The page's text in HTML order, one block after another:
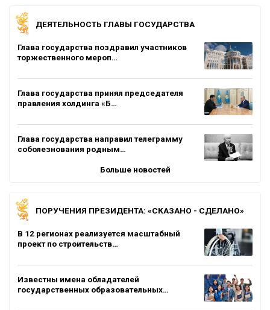
ДЕЯТЕЛЬНОСТЬ ГЛАВЫ ГОСУДАРСТВА
Глава государства поздравил участников
торжественного мероп…
Глава государства принял председателя
правления холдинга «Б…
Глава государства направил телеграмму
соболезнования родным…
Больше новостей
ПОРУЧЕНИЯ ПРЕЗИДЕНТА: «СКАЗАНО - СДЕЛАНО»
В 12 регионах реализуется масштабный
проект по строительств…
Известны имена обладателей
государственных образовательных…